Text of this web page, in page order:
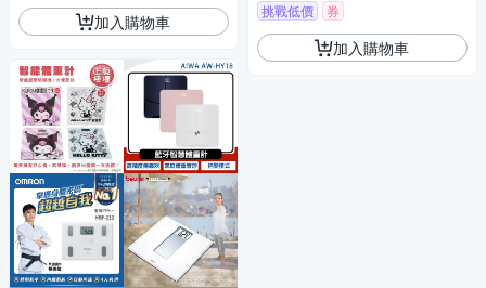
加入購物車 挑戰低價 券
加入購物車